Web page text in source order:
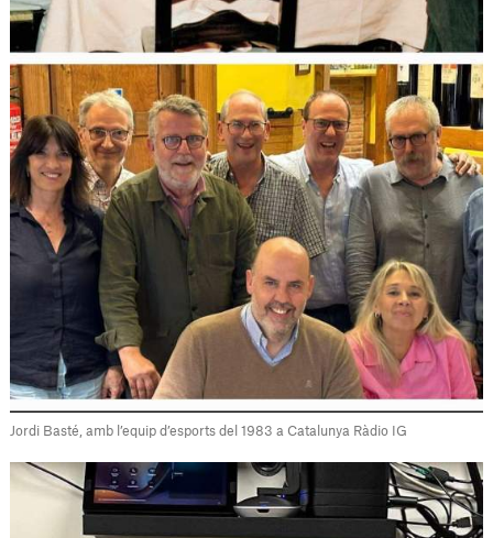
Jordi Basté, amb l’equip d’esports del 1983 a Catalunya Ràdio IG